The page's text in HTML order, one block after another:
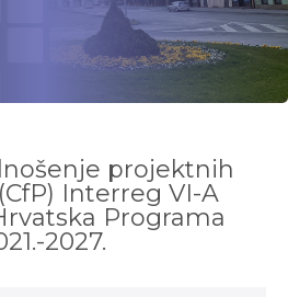
projektnih
Interreg VI-A
Programa
2027.